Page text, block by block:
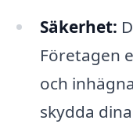
Säkerhet:
Företagen
och
skydda